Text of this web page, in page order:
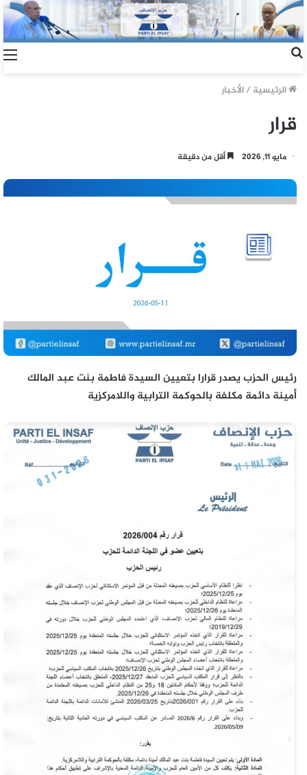
الرئيسية /الأخبار
قرار
مايو 11, 2026 أقل من دقيقة
رئيس الحزب يصدر قرارا بتعيين السيدة فاطمة بنت عبد المالك
أمينة دائمة مكلفة بالحوكمة الترابية واللامركزية